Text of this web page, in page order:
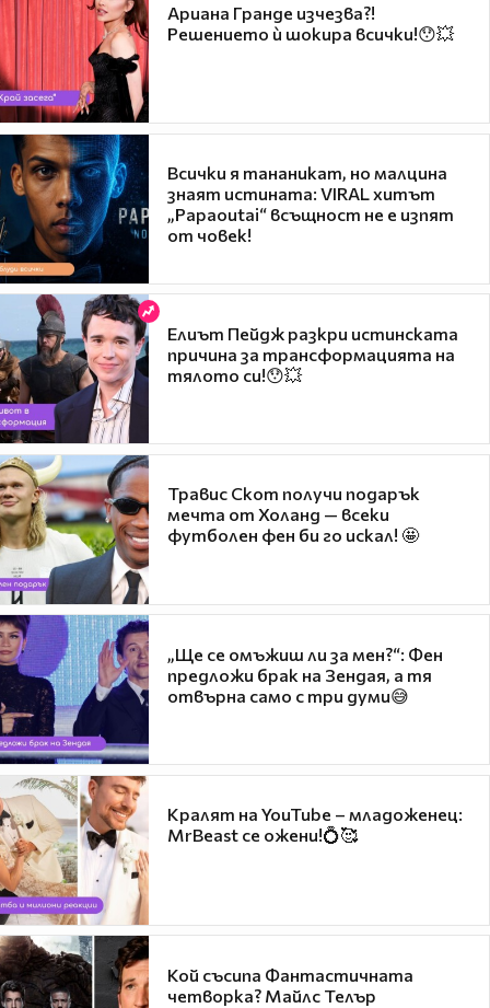
Ариана Гранде изчезва?!
Решението ѝ шокира всички!😯💥
Всички я тананикат, но малцина
знаят истината: VIRAL хитът
„Papaoutai“ всъщност не е изпят
от човек!
Елиът Пейдж разкри истинската
причина за трансформацията на
тялото си!😯💥
Травис Скот получи подарък
мечта от Холанд — всеки
футболен фен би го искал! 🤩
„Ще се омъжиш ли за мен?“: Фен
предложи брак на Зендая, а тя
отвърна само с три думи😅
Кралят на YouTube – младоженец:
MrBeast се ожени!💍🥰
Кой съсипа Фантастичната
четворка? Майлс Телър